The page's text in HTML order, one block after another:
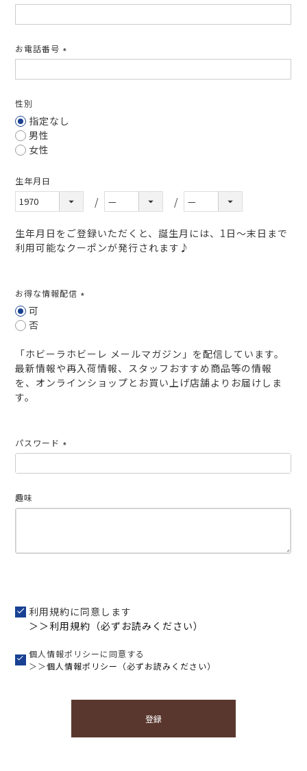
お電話番号
須)
性別
指定なし
男性
女性
生年月日
生年月日をご登録いただくと、誕生月には、1日～末日まで
利用可能なクーポンが発行されます♪
お得な情報配信
可
否
「ホビーラホビーレ メールマガジン」を配信しています。
最新情報や再入荷情報、スタッフおすすめ商品等の情報
を、オンラインショップとお買い上げ店舗よりお届けしま
す。
パスワード
須)
趣味
利用規約に同意します
＞＞利用規約（必ずお読みください）
個人情報ポリシーに同意する
＞＞個人情報ポリシー（必ずお読みください）
登録